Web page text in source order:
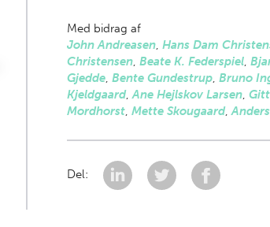
Med bidrag af
John Andreasen, Hans Dam
Christensen, Beate K. Federspiel,
Gjedde, Bente Gundestrup, Bruno
Kjeldgaard,Ane Hejlskov Larsen,
Mordhorst, Mette Skougaard,
Del: